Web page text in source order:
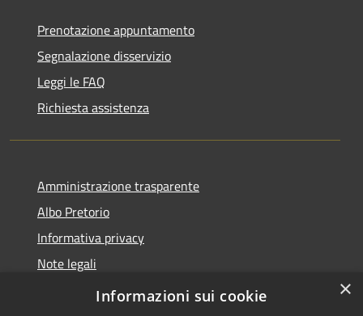
Prenotazione appuntamento
Segnalazione disservizio
Leggi le FAQ
Richiesta assistenza
Amministrazione trasparente
Albo Pretorio
Informativa privacy
Note legali
Dichiarazione di accessibilità
×
Informazioni sui cookie